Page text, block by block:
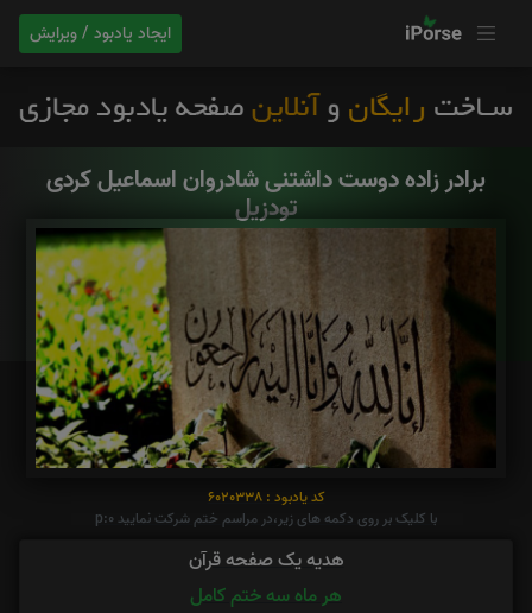
ایجاد یادبود / ویرایش
برادر زاده‌ دوست داشتنی شادروان اسماعیل کردی
تودزیل
کد یادبود : 6020338
با کلیک بر روی دکمه های زیر،در مراسم ختم شرکت نمایید p:0
هدیه یک صفحه قرآن
هر ماه سه ختم کامل